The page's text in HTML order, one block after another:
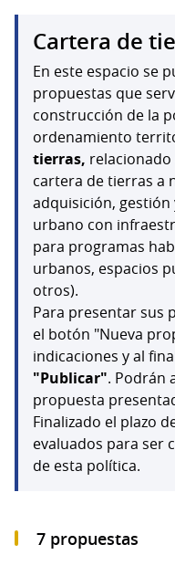
Cartera de
En este espacio se
propuestas que
construcción de la
ordenamiento
tierras,
cartera de tierras a
adquisición,
urbano con
para programas
urbanos, espacios
otros).
Para presentar sus
el botón "Nueva
indicaciones y al
"Publicar". Podrán
propuesta
Finalizado el plazo
evaluados para ser
de esta política.
7 propuestas